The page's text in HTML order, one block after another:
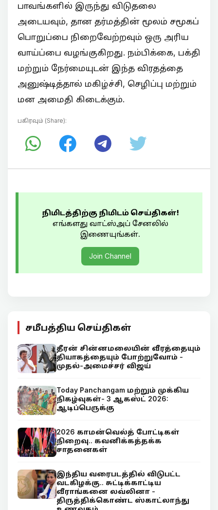
பாவங்களில் இருந்து விடுதலை
அடையவும், தான தர்மத்தின் மூலம் சமூகப்
பொறுப்பை நிறைவேற்றவும் ஒரு அரிய
வாய்ப்பை வழங்குகிறது. நம்பிக்கை, பக்தி
மற்றும் நேர்மையுடன் இந்த விரதத்தை
அனுஷ்டித்தால் மகிழ்ச்சி, செழிப்பு மற்றும்
மன அமைதி கிடைக்கும்.
பகிரவும் (Share):
நிமிடத்திற்கு நிமிடம் செய்திகள்!
எங்களது வாட்ஸ்அப் சேனலில்
இணையுங்கள்.
Join Channel
சமீபத்திய செய்திகள்
தீரன் சின்னமலையின் வீரத்தையும்
தியாகத்தையும் போற்றுவோம் -
முதல்-அமைச்சர் விஜய்
Today Panchangam மற்றும் முக்கிய
நிகழ்வுகள்- 3 ஆகஸ்ட் 2026:
ஆடிப்பெருக்கு
2026 காமன்வெல்த் போட்டிகள்
நிறைவு.. கவனிக்கத்தக்க
சாதனைகள்
இந்திய வரைபடத்தில் விடுபட்ட
வடகிழக்கு.. சுட்டிக்காட்டிய
வீராங்கனை லவ்லினா -
திருத்திக்கொண்ட ஸ்காட்லாந்து